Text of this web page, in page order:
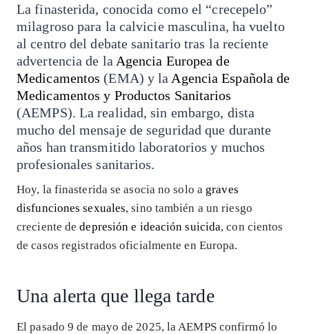
La finasterida, conocida como el “crecepelo”
milagroso para la calvicie masculina, ha vuelto
al centro del debate sanitario tras la reciente
advertencia de la Agencia Europea de
Medicamentos (EMA) y la Agencia Española de
Medicamentos y Productos Sanitarios
(AEMPS). La realidad, sin embargo, dista
mucho del mensaje de seguridad que durante
años han transmitido laboratorios y muchos
profesionales sanitarios.
Hoy, la finasterida se asocia no solo a graves
disfunciones sexuales, sino también a un riesgo
creciente dedepresión e ideación suicida, con cientos
de casos registrados oficialmente en Europa.
Una alerta que llega tarde
El pasado 9 de mayo de 2025, la AEMPS confirmó lo